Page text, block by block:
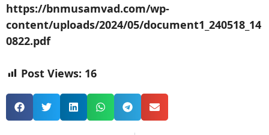
https://bnmusamvad.com/wp-
content/uploads/2024/05/document1_240518_14
0822.pdf
Post Views: 16